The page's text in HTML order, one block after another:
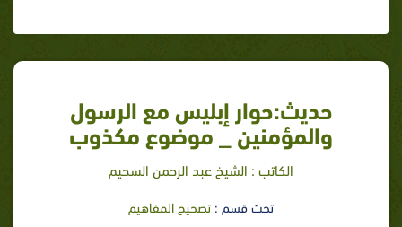
حديث:حوار إبليس مع الرسول
والمؤمنين _ موضوع مكذوب
الكاتب : الشيخ عبد الرحمن السحيم
تحت قسم : تصحيح المفاهيم